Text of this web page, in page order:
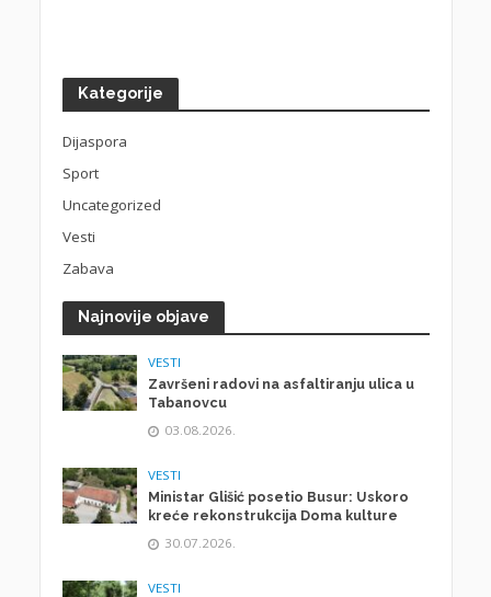
Kategorije
Dijaspora
Sport
Uncategorized
Vesti
Zabava
Najnovije objave
VESTI
Završeni radovi na asfaltiranju ulica u
Tabanovcu
03.08.2026.
VESTI
Ministar Glišić posetio Busur: Uskoro
kreće rekonstrukcija Doma kulture
30.07.2026.
VESTI